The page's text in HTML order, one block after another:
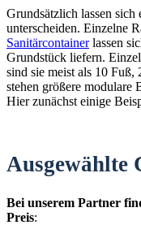
Grundsätzlich lassen
unterscheiden. Einzelne
Sanitärcontainerlassen
Grundstück liefern.
sind sie meist als 10
stehen größere modulare
Hier zunächst einige
Ausgewählte
Bei unserem Partner
Preis: